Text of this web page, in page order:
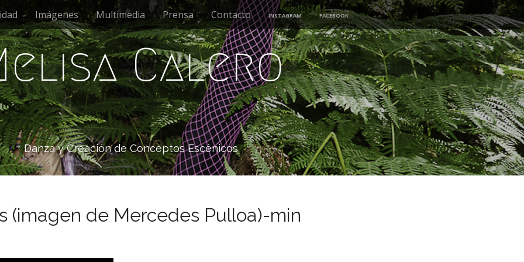
Imágenes Multimedia Prensa Contacto Instagram Facebook
Calero
Danza y Creación de Conceptos Escénicos
(imagen de Mercedes Pulloa)-min